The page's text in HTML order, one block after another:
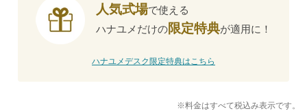
人気式場で使える
ハナユメだけの限定特典が適用に！
ハナユメデスク限定特典はこちら
※料金はすべて税込み表示です。